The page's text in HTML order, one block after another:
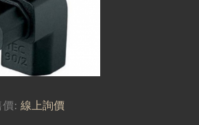
價: 線上詢價